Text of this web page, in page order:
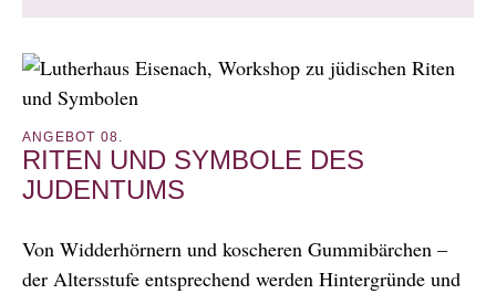
ANGEBOT 08.
RITEN UND SYMBOLE DES
JUDENTUMS
Von Widderhörnern und ko­scheren Gummibärchen –
der Altersstufe entsprechend werden Hintergründe und